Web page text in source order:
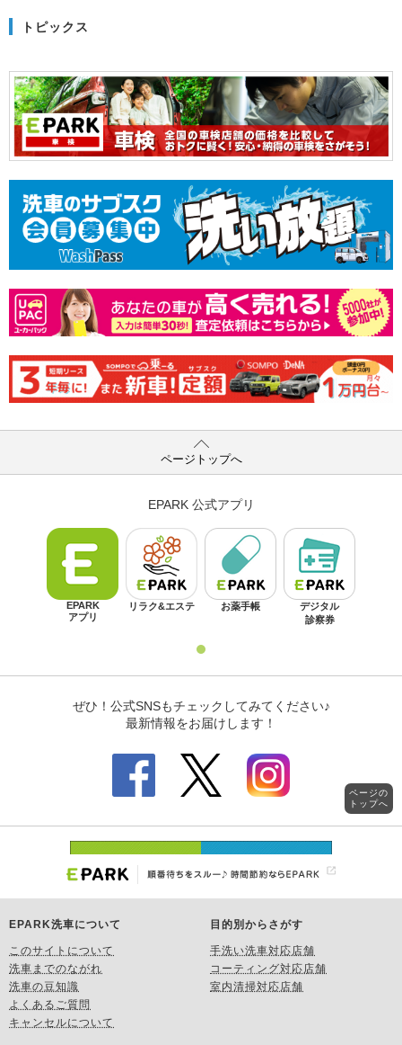
トピックス
ページトップへ
EPARK洗車について
このサイトについて
洗車までのながれ
洗車の豆知識
よくあるご質問
キャンセルについて
目的別からさがす
手洗い洗車対応店舗
コーティング対応店舗
室内清掃対応店舗
ページの
トップへ